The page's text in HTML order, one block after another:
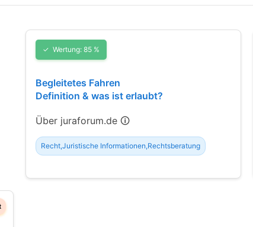
Wertung: 85 %
Begleitetes Fahren
Definition & was ist erlaubt?
Über juraforum.de 🛈
Recht,Juristische Informationen,Rechtsberatung